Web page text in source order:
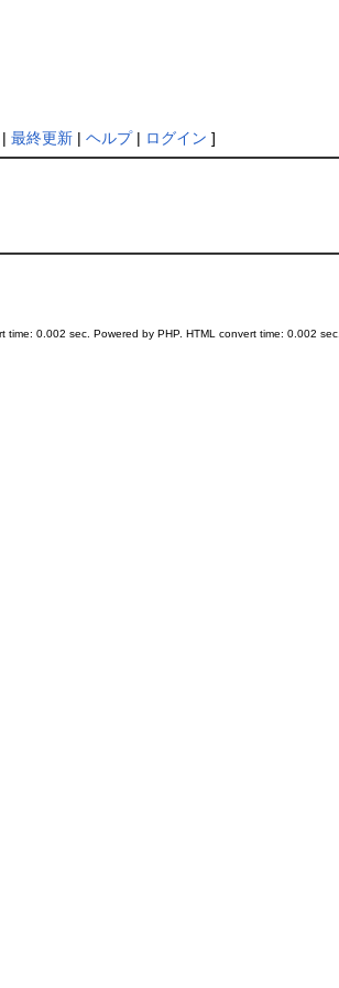
最終更新| ヘルプ| ログイン ]
0.002 sec. Powered by PHP. HTML convert time: 0.002 sec.